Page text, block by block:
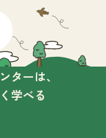
ターは、
学べる